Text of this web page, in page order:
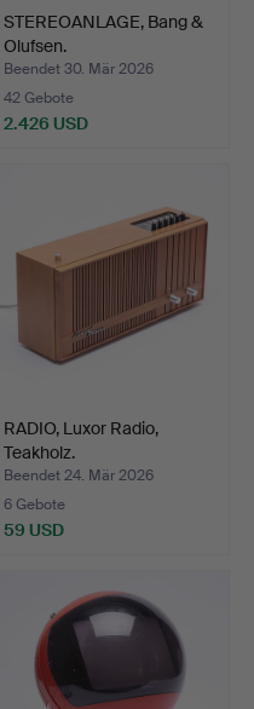
STEREOANLAGE, Bang &
Olufsen.
Beendet 30. Mär 2026
42 Gebote
2.426 USD
RADIO, Luxor Radio,
Teakholz.
Beendet 24. Mär 2026
6 Gebote
59 USD